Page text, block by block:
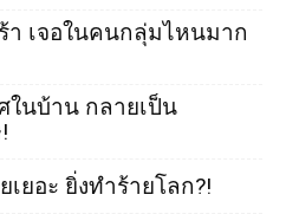
า เจอในคนกลุ่มไหนมาก
ในบ้าน กลายเป็น
ยอะ ยิ่งทำร้ายโลก?!